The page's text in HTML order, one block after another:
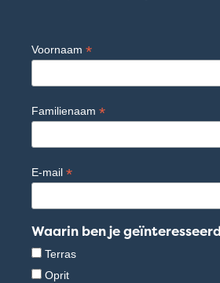
Voornaam *
Familienaam *
E-mail *
Waarin ben je geïnteresseerd
Terras
Oprit